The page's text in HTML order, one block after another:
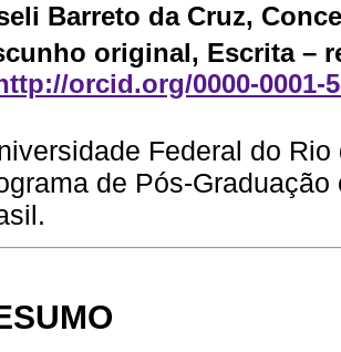
Barreto da Cruz,
original, Escrita –
orcid.org/0000-0001-
Federal do
de Pós-